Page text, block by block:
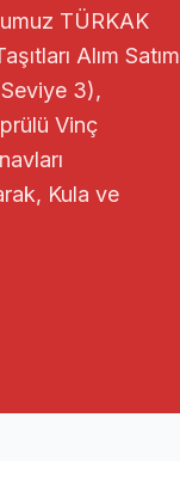
TÜRKAK
Alım Satım
3),
Vinç
Kula ve